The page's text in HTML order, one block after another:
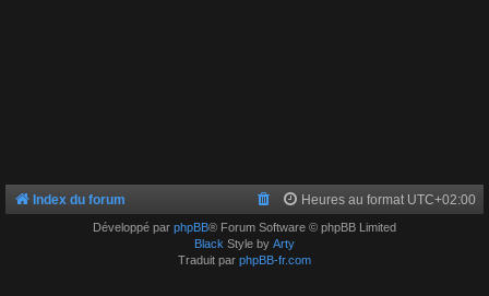
Index du forum Heures au format UTC+02:00
Développé par phpBB® Forum Software © phpBB Limited
Black Style by Arty
Traduit par phpBB-fr.com